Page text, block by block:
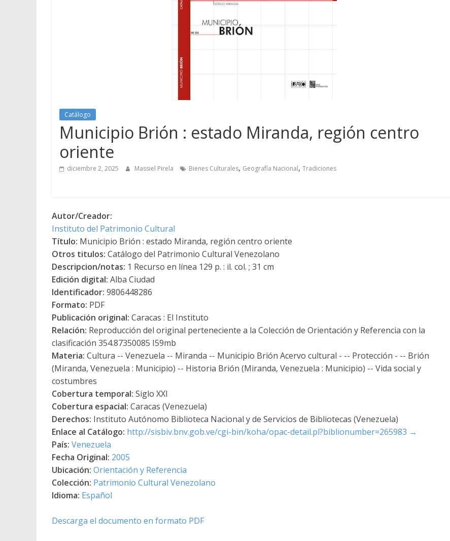
Catálogo
Municipio Brión : estado Miranda, región centro
oriente
diciembre 2, 2025 Massiel Pirela Bienes Culturales, Geografía Nacional, Tradiciones
Autor/Creador:
Instituto del Patrimonio Cultural
Título: Municipio Brión : estado Miranda, región centro oriente
Otros titulos: Catálogo del Patrimonio Cultural Venezolano
Descripcion/notas: 1 Recurso en línea 129 p. : il. col. ; 31 cm
Edición digital: Alba Ciudad
Identificador: 9806448286
Formato: PDF
Publicación original: Caracas : El Instituto
Relación: Reproducción del original perteneciente a la Colección de Orientación y Referencia con la
clasificación 354.87350085 I59mb
Materia: Cultura -- Venezuela -- Miranda -- Municipio Brión Acervo cultural - -- Protección - -- Brión
(Miranda, Venezuela : Municipio) -- Historia Brión (Miranda, Venezuela : Municipio) -- Vida social y
costumbres
Cobertura temporal: Siglo XXI
Cobertura espacial: Caracas (Venezuela)
Derechos: Instituto Autónomo Biblioteca Nacional y de Servicios de Bibliotecas (Venezuela)
Enlace al Catálogo: http://sisbiv.bnv.gob.ve/cgi-bin/koha/opac-detail.pl?biblionumber=265983 →
País: Venezuela
Fecha Original: 2005
Ubicación: Orientación y Referencia
Colección: Patrimonio Cultural Venezolano
Idioma: Español
Descarga el documento en formato PDF